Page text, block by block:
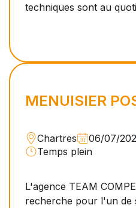
techniques sont au
MENUISIER
Chartres 06/07/
Temps plein
L'agence TEAM
recherche pour l'un de